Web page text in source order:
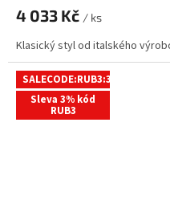
4 033 Kč / ks
Klasický styl od italského
SALECODE:RUB3:3:%
Sleva 3% kód
RUB3